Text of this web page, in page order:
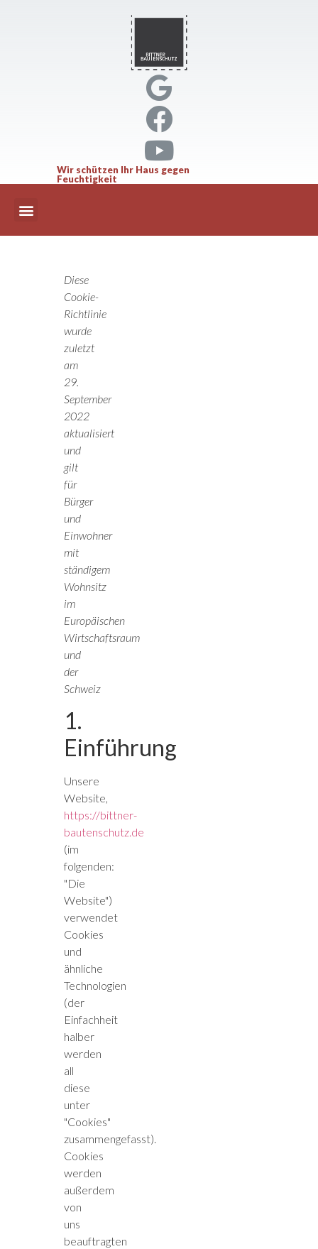
Wir schützen Ihr Haus gegen
Feuchtigkeit
Diese
Cookie-
Richtlinie
wurde
zuletzt
am
29.
September
2022
aktualisiert
und
gilt
für
Bürger
und
Einwohner
mit
ständigem
Wohnsitz
im
Europäischen
Wirtschaftsraum
und
der
Schweiz
1.
Einführung
Unsere
Website,
https://bittner-
bautenschutz.de
(im
folgenden:
"Die
Website")
verwendet
Cookies
und
ähnliche
Technologien
(der
Einfachheit
halber
werden
all
diese
unter
"Cookies"
zusammengefasst).
Cookies
werden
außerdem
von
uns
beauftragten